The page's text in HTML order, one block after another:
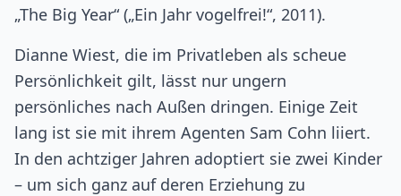
„The Big Year“ („Ein Jahr vogelfrei!“, 2011).
Dianne Wiest, die im Privatleben als scheue
Persönlichkeit gilt, lässt nur ungern
persönliches nach Außen dringen. Einige Zeit
lang ist sie mit ihrem Agenten Sam Cohn liiert.
In den achtziger Jahren adoptiert sie zwei Kinder
– um sich ganz auf deren Erziehung zu